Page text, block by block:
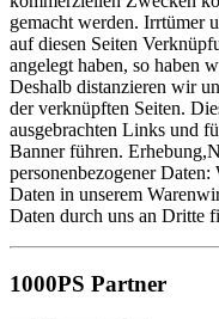
gemacht werden. Irrtümer
auf diesen Seiten
angelegt haben, so haben
Deshalb distanzieren wir
der verknüpften Seiten.
ausgebrachten Links und
Banner führen.
personenbezogener
Daten in unserem
Daten durch uns an Dritte
1000PS Partner